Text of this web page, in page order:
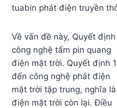
tuabin phát điện truyền
Về vấn đề này, Quyết
công nghệ tấm pin quang
điện mặt trời. Quyết định
đến công nghệ phát điện
mặt trời tập trung, nghĩa
điện mặt trời còn lại. Điều